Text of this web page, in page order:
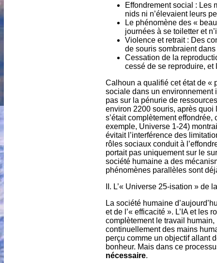
Effondrement social : Les
nids ni n’élevaient leurs
Le phénomène des «
journées à se toiletter et
Violence et retrait : Des
de souris sombraient
Cessation de la
cessé de se reproduire, et
Calhoun a qualifié cet état de «
sociale dans un environnement
pas sur la pénurie de
environ 2200 souris, après quoi
s’était complètement
exemple, Universe 1-24)
évitait l’interférence des
rôles sociaux conduit à
portait pas uniquement sur le
société humaine a des
phénomènes parallèles sont
II. L’« Universe 25-isation »
La société humaine
et de l’« efficacité ». L’IA et les
complètement le travail
continuellement des mains
perçu comme un objectif allant
bonheur. Mais dans ce
nécessaire.